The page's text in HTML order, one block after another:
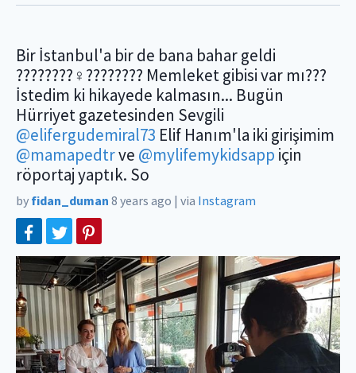
Bir İstanbul'a bir de bana bahar geldi
????????‍♀️???????? Memleket gibisi var mı???
İstedim ki hikayede kalmasın... Bugün
Hürriyet gazetesinden Sevgili
@elifergudemiral73 Elif Hanım'la iki girişimim
@mamapedtrve @mylifemykidsapp için
röportaj yaptık. So
by fidan_duman 8 years ago | via Instagram